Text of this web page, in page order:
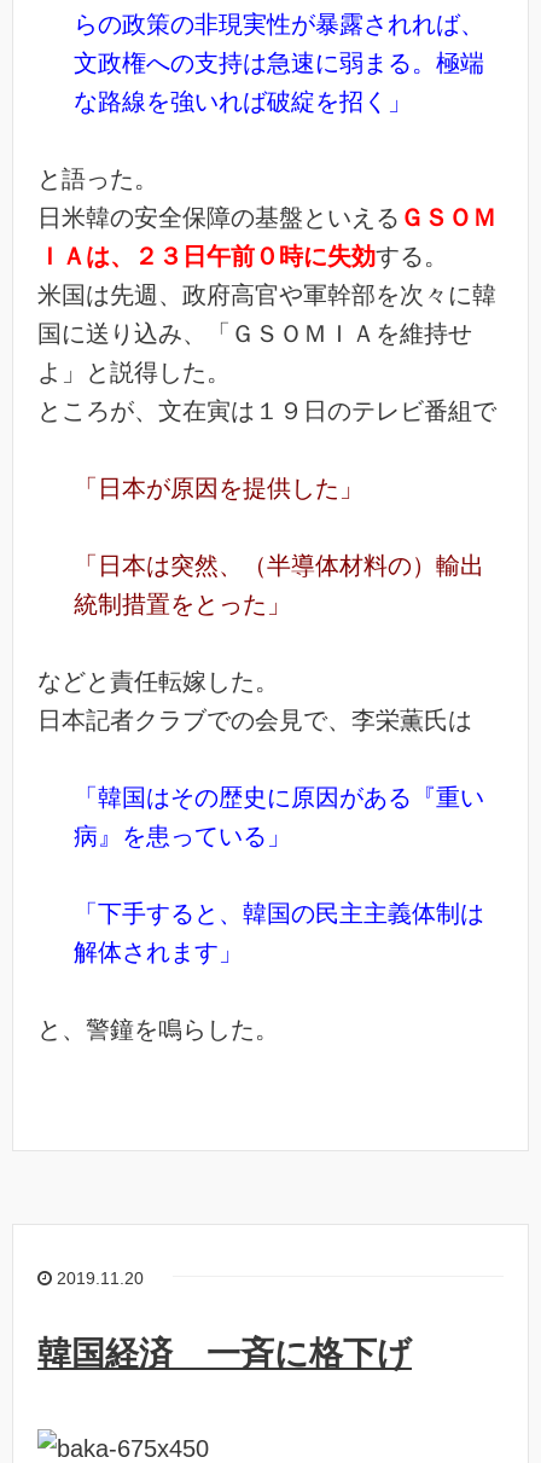
らの政策の非現実性が暴露されれば、
文政権への支持は急速に弱まる。極端
な路線を強いれば破綻を招く」
と語った。
日米韓の安全保障の基盤といえる ＧＳＯＭ
ＩＡは、２３日午前０時に失効する。
米国は先週、政府高官や軍幹部を次々に韓
国に送り込み、「ＧＳＯＭＩＡを維持せ
よ」と説得した。
ところが、文在寅は１９日のテレビ番組で
「日本が原因を提供した」
「日本は突然、（半導体材料の）輸出
統制措置をとった」
などと責任転嫁した。
日本記者クラブでの会見で、李栄薫氏は
「韓国はその歴史に原因がある『重い
病』を患っている」
「下手すると、韓国の民主主義体制は
解体されます」
と、警鐘を鳴らした。
2019.11.20
韓国経済 一斉に格下げ